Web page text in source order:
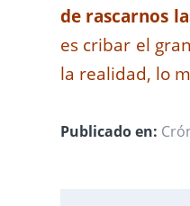
de rascarnos
es cribar el
la realidad, lo
Publicado en: